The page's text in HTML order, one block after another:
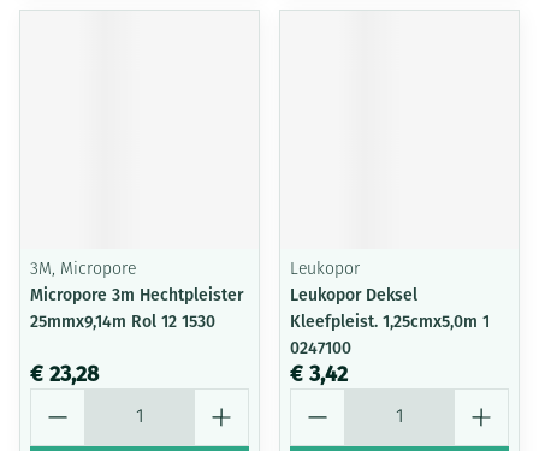
3M, Micropore
Micropore 3m Hechtpleister
25mmx9,14m Rol 12 1530
€ 23,28
Leukopor
Leukopor Deksel
Kleefpleist. 1,25cmx5,0m 1
0247100
€ 3,42